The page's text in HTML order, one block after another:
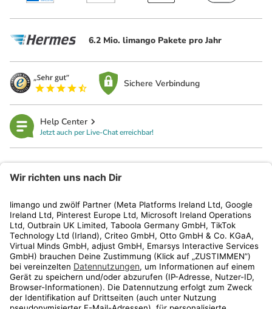
6.2 Mio. limango Pakete pro Jahr
Sichere Verbindung
Help Center
Jetzt auch per Live-Chat erreichbar!
Kundenservice
Shop
Aktionen
Travel